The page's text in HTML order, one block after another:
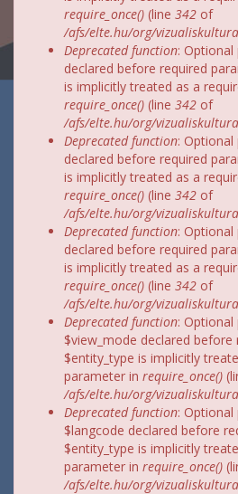
require_once() (line 342 of
/afs/elte.hu/org/
Deprecated function:
declared before required
is implicitly treated as a
require_once() (line 342 of
/afs/elte.hu/org/
Deprecated function:
declared before required
is implicitly treated as a
require_once() (line 342 of
/afs/elte.hu/org/
Deprecated function:
declared before required
is implicitly treated as a
require_once() (line 342 of
/afs/elte.hu/org/
Deprecated function:
$view_mode declared
$entity_type is implicitly
parameter in require_once()
/afs/elte.hu/org/
Deprecated function:
$langcode declared before
$entity_type is implicitly
parameter in require_once()
/afs/elte.hu/org/